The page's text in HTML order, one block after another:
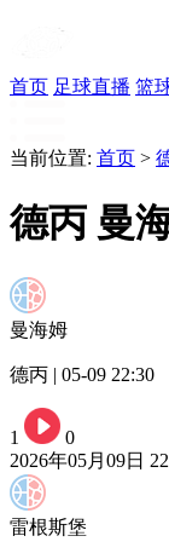
首页 足球直播 篮
当前位置: 首页 >
德丙 曼
曼海姆
德丙 | 05-09 22:30
1
0
2026年05月09日
雷根斯堡